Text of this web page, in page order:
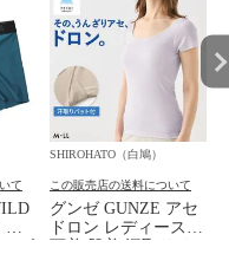
て
ボ
SHIROHATO（白鳩）
この販売店の送料について
グンゼ GUNZE アセ
ドロン レディース